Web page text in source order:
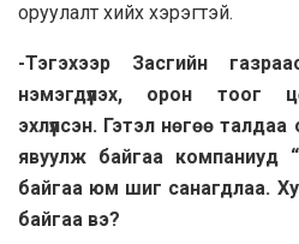
оруулалт хийх хэрэгтэй.
-Тэгэхээр Засгийн
нэмэгдүүлэх, орон тоог
эхлүүлсэн. Гэтэл нөгөө
явуулж байгаа компаниуд
байгаа юм шиг санагдлаа.
байгаа вэ?